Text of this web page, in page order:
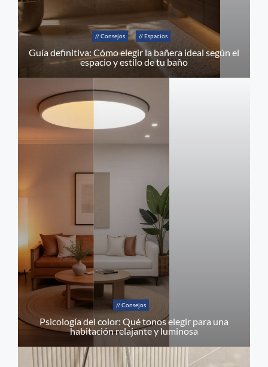
// Consejos // Espacios
Guía definitiva: Cómo elegir la bañera ideal según el
espacio y estilo de tu baño
// Consejos
Psicología del color: Qué tonos elegir para una
habitación relajante y luminosa